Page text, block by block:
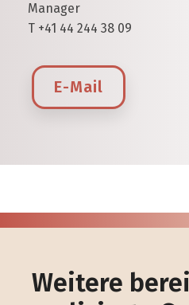
Manager
T +41 44 244 38 09
E-Mail
Weitere